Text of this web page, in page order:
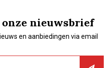
nieuwsbrief
en aanbiedingen via email